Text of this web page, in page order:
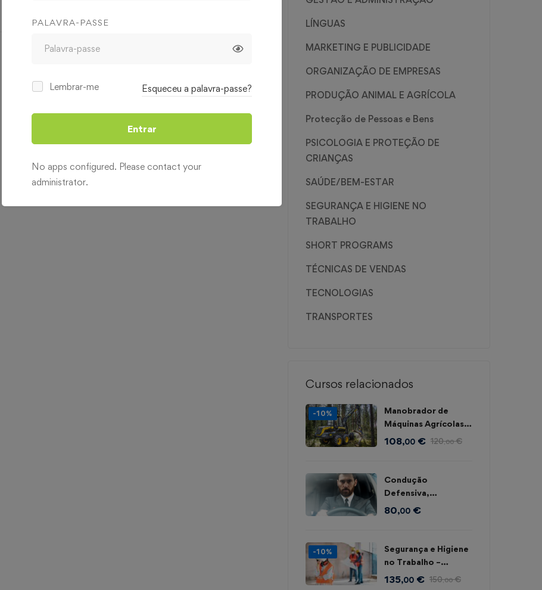
LÍNGUAS
MARKETING E PUBLICIDADE
ORGANIZAÇÃO DE EMPRESAS
PRODUÇÃO ANIMAL E AGRÍCOLA
Protecção de Pessoas e Bens
PSICOLOGIA E PROTEÇÃO DE
CRIANÇAS
SAÚDE/BEM-ESTAR
SEGURANÇA E HIGIENE NO
TRABALHO
SHORT PROGRAMS
TÉCNICAS DE VENDAS
TECNOLOGIAS
TRANSPORTES
Cursos relacionados
-10%
Manobrador de
Máquinas Agrícolas e
Florestais
108,00 € 120,00 €
Condução
Defensiva,
Económica e
80,00 €
-10%
Segurança e Higiene
no Trabalho –
Construção Civil
135,00 € 150,00 €
PALAVRA-PASSE
Lembrar-me Esqueceu a palavra-passe?
Entrar
No apps configured. Please contact your
administrator.